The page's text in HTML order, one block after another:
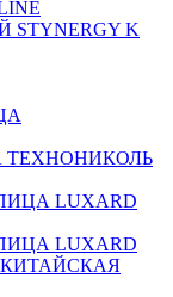
K
ТЕХНОНИКОЛЬ
LUXARD
LUXARD
КИТАЙСКАЯ